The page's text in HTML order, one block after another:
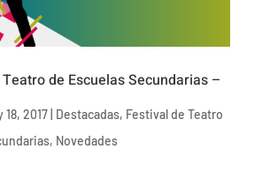
de Escuelas Secundarias –
18, 2017| Destacadas, Festival de Teatro
, Novedades